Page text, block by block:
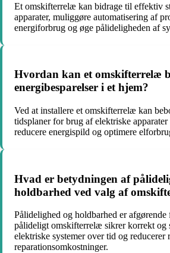
Et omskifterrelæ kan bidrage til effektiv
apparater, muliggøre automatisering af
energiforbrug og øge pålideligheden af
Hvordan kan et omskifterrelæ
energibesparelser i et hjem?
Ved at installere et omskifterrelæ kan
tidsplaner for brug af elektriske
reducere energispild og optimere
Hvad er betydningen af
holdbarhed ved valg af
Pålidelighed og holdbarhed er afgørende
pålideligt omskifterrelæ sikrer korrekt og
elektriske systemer over tid og
reparationsomkostninger.